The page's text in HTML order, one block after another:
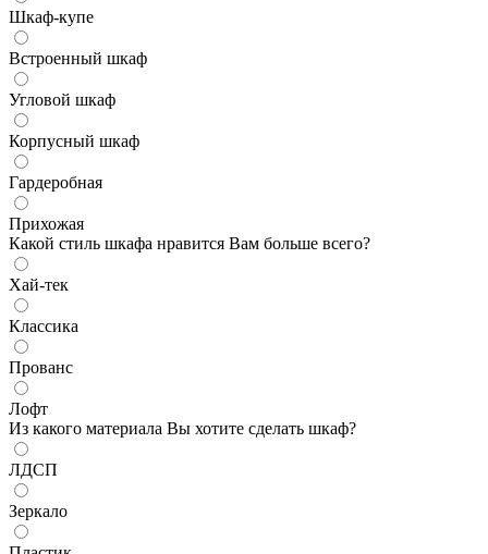
Шкаф-купе
Встроенный шкаф
Угловой шкаф
Корпусный шкаф
Гардеробная
Прихожая
Какой стиль шкафа нравится Вам больше всего?
Хай-тек
Классика
Прованс
Лофт
Из какого материала Вы хотите сделать шкаф?
ЛДСП
Зеркало